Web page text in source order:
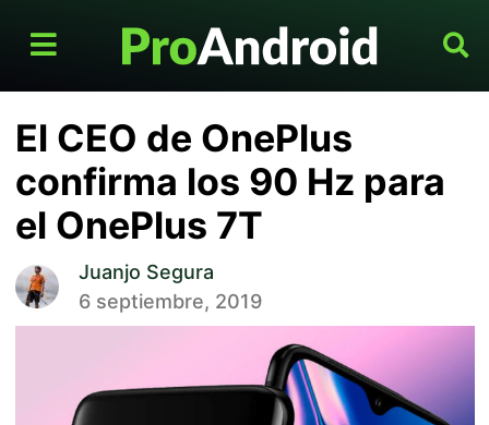
El CEO de OnePlus
confirma los 90 Hz para
el OnePlus 7T
Juanjo Segura
6 septiembre, 2019